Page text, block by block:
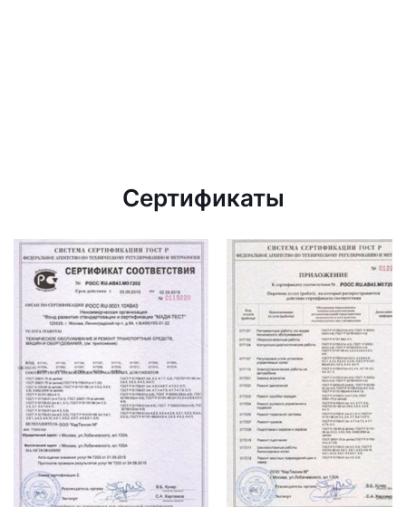
Сертификаты